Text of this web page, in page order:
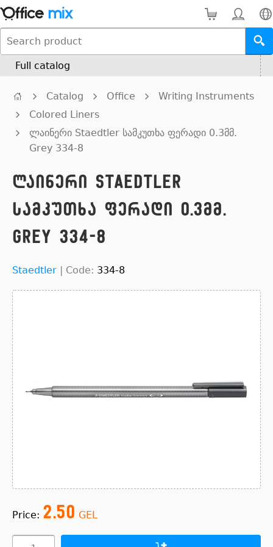
Full catalog
Catalog Office
Writing Instruments
Colored Liners
ლაინერი Staedtler სამკუთხა ფერადი 0.3მმ.
Grey 334-8
ლაინერი Staedtler
სამკუთხა ფერადი 0.3მმ.
Grey 334-8
Staedtler | Code: 334-8
Price: 2.50 GEL